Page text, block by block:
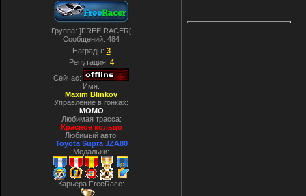
Группа: ]FREE RACER[
Сообщений: 484
Награды: 3
Репутация: 4
Сейчас:
Имя:
Maxim Blinkov
Управление в гонках:
MOMO
Любимая трасса:
Красное кольцо
Любимый авто:
Toyota Supra JZA80
Медальки:
Карьера FreeRace: